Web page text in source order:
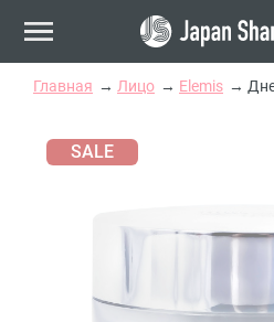
Главная Лицо Elemis Дневной
SALE